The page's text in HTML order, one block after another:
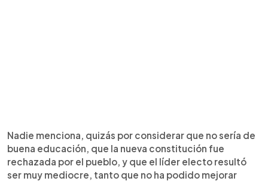
Nadie menciona, quizás por considerar que no sería de
buena educación, que la nueva constitución fue
rechazada por el pueblo, y que el líder electo resultó
ser muy mediocre, tanto que no ha podido mejorar